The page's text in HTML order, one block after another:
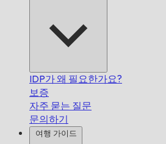
IDP가 왜 필요한가요?
보증
자주 묻는 질문
문의하기
여행 가이드